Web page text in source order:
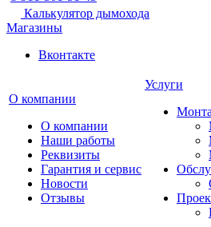
Калькулятор дымохода
Магазины
Вконтакте
О компании
О компании
Наши работы
Реквизиты
Гарантия и сервис
Новости
Отзывы
Услуги